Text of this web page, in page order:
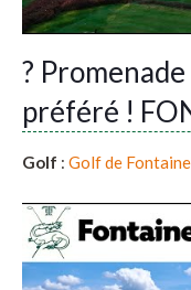
?
préféré !
Golf : Golf de